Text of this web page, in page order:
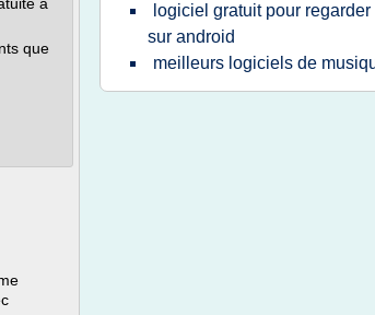
que
logiciel gratuit pour regarder
sur android
meilleurs logiciels de